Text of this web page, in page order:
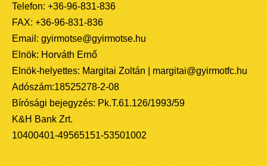
Telefon: +36-96-831-836
FAX: +36-96-831-836
Email: gyirmotse@gyirmotse.hu
Elnök: Horváth Ernő
Elnök-helyettes: Margitai Zoltán | margitai@gyirmotfc.hu
Adószám:18525278-2-08
Bírósági bejegyzés: Pk.T.61.126/1993/59
K&H Bank Zrt.
10400401-49565151-53501002